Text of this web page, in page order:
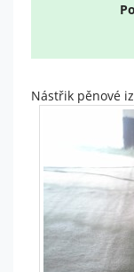
Nástřik pěnové